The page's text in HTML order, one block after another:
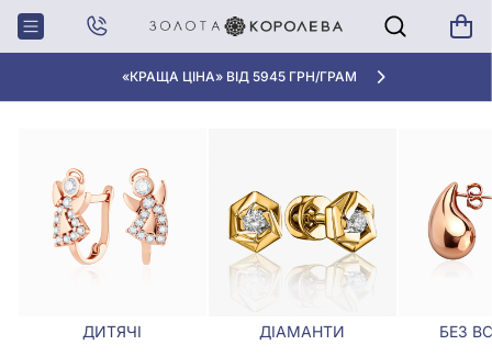
«КРАЩА ЦІНА» ВІД 5945 ГРН/ГРАМ
Головна Сережки
СЕРЕЖКИ
ДИТЯЧІ ДІАМАНТИ БЕЗ